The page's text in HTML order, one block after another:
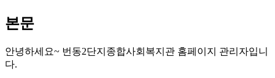
본문
안녕하세요~ 번동2단지종합사회복지관 홈페이지 관리자입니
다.